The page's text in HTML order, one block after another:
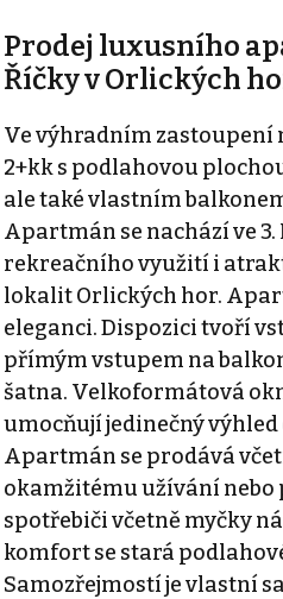
Prodej luxusního
Říčky v Orlických
Ve výhradním zastoupení
2+kk s podlahovou
ale také vlastním
Apartmán se nachází ve
rekreačního využití i
lokalit Orlických hor.
eleganci. Dispozici tvoří
přímým vstupem na
šatna. Velkoformátová
umocňují jedinečný
Apartmán se prodává
okamžitému užívání nebo
spotřebiči včetně myčky
komfort se stará
Samozřejmostí je vlastní